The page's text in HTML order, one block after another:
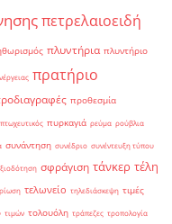
πετρελαιοειδή
πλυντήρια πλυντήριο
πρατήριο
προθεσμία
πτωχευτικός πυρκαγιά ρεύμα ρούβλια
συνάντηση συνέδριο συνέντευξη τύπου
σφράγιση τάνκερ τέλη
τελωνείο τηλεδιάσκεψη τιμές
τιμών τολουόλη τράπεζες τροπολογία